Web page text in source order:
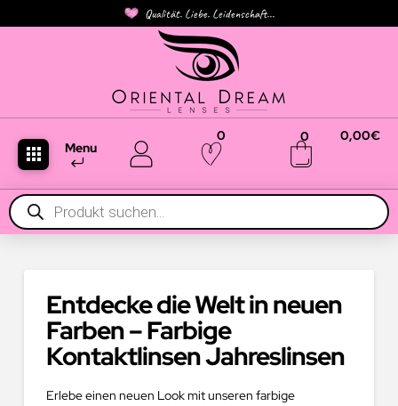
Qualität. Liebe. Leidenschaft...
Menu
0 0 0,00€
Products
search
Entdecke die Welt in neuen
Farben – Farbige
Kontaktlinsen Jahreslinsen
Erlebe einen neuen Look mit unseren farbige